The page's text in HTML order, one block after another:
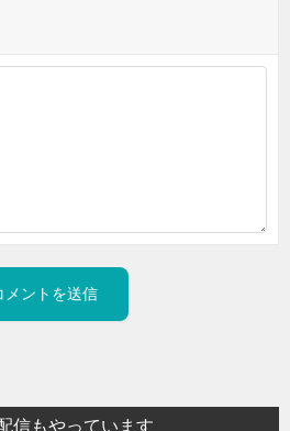
信もやっています